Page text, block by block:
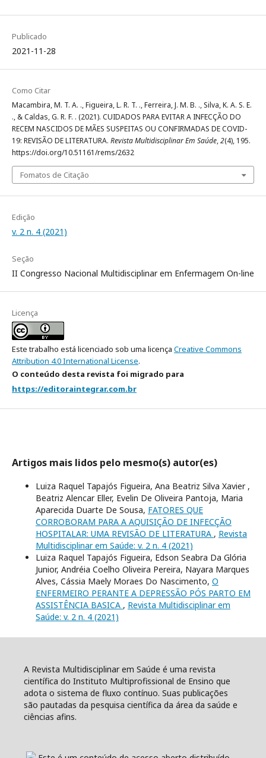
Publicado
2021-11-28
Como Citar
Macambira, M. T. A. ., Figueira, L. R. T. ., Ferreira, J. M. B. ., Silva, K. A. S. E.
., & Caldas, G. R. F. . (2021). CUIDADOS PARA EVITAR A INFECÇÃO DO
RECEM NASCIDOS DE MÃES SUSPEITAS OU CONFIRMADAS DE COVID-
19: REVISÃO DE LITERATURA. Revista Multidisciplinar Em Saúde,2(4), 195.
https://doi.org/10.51161/rems/2632
Fomatos de Citação
Edição
v. 2 n. 4 (2021)
Seção
II Congresso Nacional Multidisciplinar em Enfermagem On-line
Licença
Este trabalho está licenciado sob uma licença Creative Commons
Attribution 4.0 International License.
O conteúdo desta revista foi migrado para
https://editoraintegrar.com.br
Artigos mais lidos pelo mesmo(s) autor(es)
Luiza Raquel Tapajós Figueira, Ana Beatriz Silva Xavier ,
Beatriz Alencar Eller, Evelin De Oliveira Pantoja, Maria
Aparecida Duarte De Sousa, FATORES QUE
CORROBORAM PARA A AQUISIÇÃO DE INFECÇÃO
HOSPITALAR: UMA REVISÃO DE LITERATURA , Revista
Multidisciplinar em Saúde: v. 2 n. 4 (2021)
Luiza Raquel Tapajós Figueira, Edson Seabra Da Glória
Junior, Andréia Coelho Oliveira Pereira, Nayara Marques
Alves, Cássia Maely Moraes Do Nascimento, O
ENFERMEIRO PERANTE A DEPRESSÃO PÓS PARTO EM
ASSISTÊNCIA BASICA , Revista Multidisciplinar em
Saúde: v. 2 n. 4 (2021)
A Revista Multidisciplinar em Saúde é uma revista
científica do Instituto Multiprofissional de Ensino que
adota o sistema de fluxo contínuo. Suas publicações
são pautadas da pesquisa científica da área da saúde e
ciências afins.